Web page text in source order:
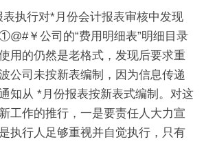
执行对*月份会计报表审核中发现
￥公司的“费用明细表”明细目录
用的仍然是老格式，发现后要求重
公司未按新表编制，因为信息传递
知从 *月份报表按新表式编制。对这
工作的推行，一是要责任人大力宣
执行人足够重视并自觉执行，只有